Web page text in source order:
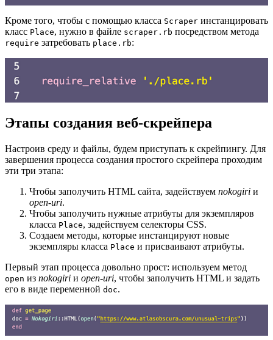
Кроме того, чтобы с помощью класса Scraper инстанцировать
класс Place, нужно в файле scraper.rb посредством метода
require затребовать place.rb:
Этапы создания веб-скрейпера
Настроив среду и файлы, будем приступать к скрейпингу. Для
завершения процесса создания простого скрейпера проходим
эти три этапа:
Чтобы заполучить HTML сайта, задействуем nokogiri и
open-uri.
Чтобы заполучить нужные атрибуты для экземпляров
класса Place, задействуем селекторы CSS.
Создаем методы, которые инстанцируют новые
экземпляры класса Place и присваивают атрибуты.
Первый этап процесса довольно прост: используем метод
open из nokogiri и open-uri, чтобы заполучить HTML и задать
его в виде переменной doc.